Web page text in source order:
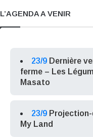
L’AGENDA A VENIR
23/9 Dernière
ferme – Les
Masato
23/9
My Land